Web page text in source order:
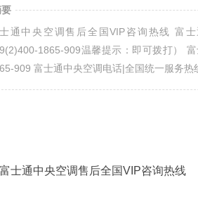
通中央空调售后全国VIP咨询热线 富
1865-909温馨提示：即可拨打）
909 富士通中央空调电话|全国统一服务
富士通中央空调售后全国VIP咨询热线